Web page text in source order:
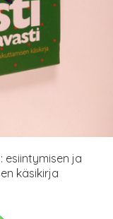
esiintymisen ja
käsikirja